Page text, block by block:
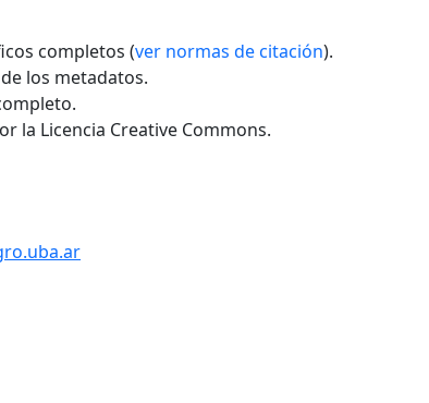
completos (ver normas de citación).
los metadatos.
la Licencia Creative Commons.